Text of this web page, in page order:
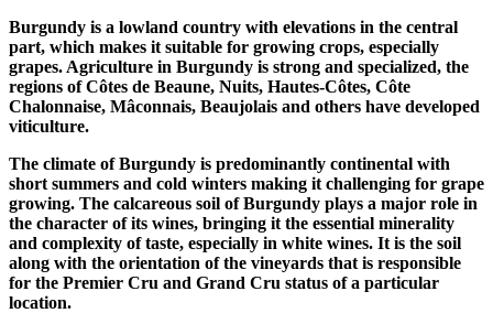
Burgundy is a lowland country with elevations in the central
part, which makes it suitable for growing crops, especially
grapes. Agriculture in Burgundy is strong and specialized, the
regions of Côtes de Beaune, Nuits, Hautes-Côtes, Côte
Chalonnaise, Mâconnais, Beaujolais and others have developed
viticulture.
The climate of Burgundy is predominantly continental with
short summers and cold winters making it challenging for grape
growing. The calcareous soil of Burgundy plays a major role in
the character of its wines, bringing it the essential minerality
and complexity of taste, especially in white wines. It is the soil
along with the orientation of the vineyards that is responsible
for the Premier Cru and Grand Cru status of a particular
location.